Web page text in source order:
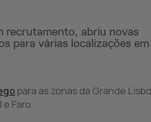
recrutamento, abriu novas
para várias localizações em
para as zonas da Grande
Faro.